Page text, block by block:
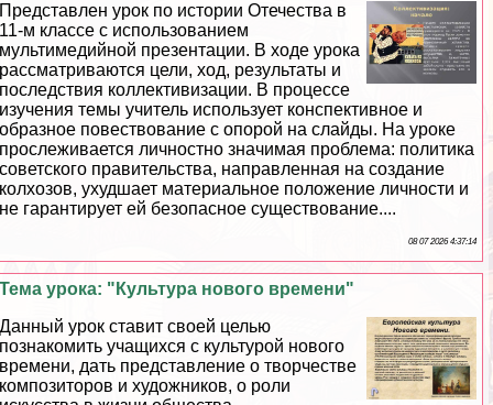
Представлен урок по истории Отечества в
11-м классе с использованием
мультимедийной презентации. В ходе урока
рассматриваются цели, ход, результаты и
последствия коллективизации. В процессе
изучения темы учитель использует конспективное и
образное повествование с опорой на слайды. На уроке
прослеживается личностно значимая проблема: политика
советского правительства, направленная на создание
колхозов, ухудшает материальное положение личности и
не гарантирует ей безопасное существование....
08 07 2026 4:37:14
Тема урока: "Культура нового времени"
Данный урок ставит своей целью
познакомить учащихся с культурой нового
времени, дать представление о творчестве
композиторов и художников, о роли